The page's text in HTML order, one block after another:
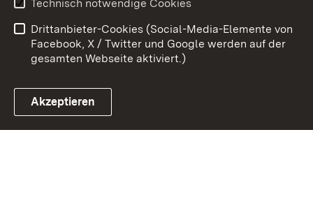
Link zum Landesportal
Datenschutz
Barrierefreiheit
Impressum
Cookies
Technisch notwendige Cookies
Drittanbieter-Cookies (Social-Media-Elemente von
Facebook, X / Twitter und Google werden auf der
gesamten Webseite aktiviert.)
Akzeptieren